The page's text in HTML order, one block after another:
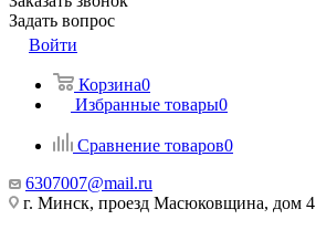
Задать вопрос
Войти
Корзина0
Избранные товары0
Сравнение товаров0
6307007@mail.ru
г. Минск, проезд Масюковщина, дом 4